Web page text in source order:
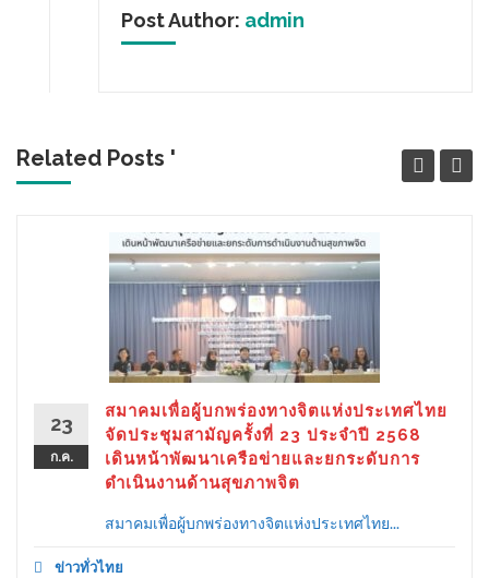
Post Author: admin
Related Posts '
23
ก.ค.
สมาคมเพื่อผู้บกพร่องทางจิตแห่งประเทศไทย
จัดประชุมสามัญครั้งที่ 23 ประจำปี 2568
เดินหน้าพัฒนาเครือข่ายและยกระดับการ
ดำเนินงานด้านสุขภาพจิต
สมาคมเพื่อผู้บกพร่องทางจิตแห่งประเทศไทย...
ข่าวทั่วไทย